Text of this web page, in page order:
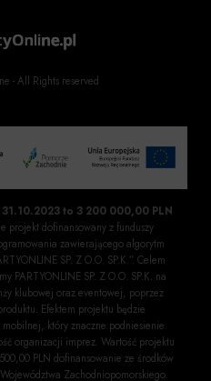
- All Rights reserved
to 3 200 000,00 PLN
projekt dofinansowany z funduszy
zawierającego algorytm
SP. Z O.O. SP.K.”. Celem
PARTYONLINE SP. Z O.O. SP.K. na
klubowej oraz eventowej, poprzez
Efektem projektu będzie
który znaczne podniesienie
organizacji imprez. Wartość projektu
PLN dofinansowanie ze środków
Zachodniopomorskiego.